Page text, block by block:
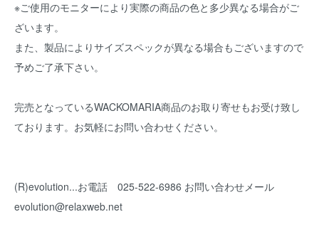
※ご使用のモニターにより実際の商品の色と多少異なる場合がご
ざいます。
また、製品によりサイズスペックが異なる場合もございますので
予めご了承下さい。
完売となっているWACKOMARIA商品のお取り寄せもお受け致し
ております。お気軽にお問い合わせください。
(R)evolution...お電話 025-522-6986 お問い合わせメール
evolution@relaxweb.net